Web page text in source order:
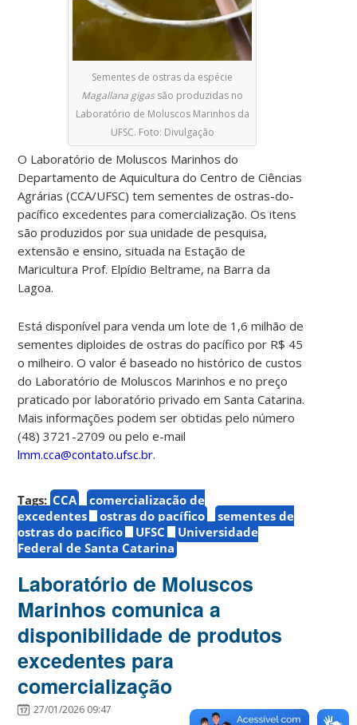
Sementes de ostras da espécie
Magallana gigas são produzidas no
Laboratório de Moluscos Marinhos da
UFSC. Foto: Divulgação
O Laboratório de Moluscos Marinhos do
Departamento de Aquicultura do Centro de Ciências
Agrárias(CCA/UFSC)tem sementes de ostras-do-
pacífico excedentes para comercialização. Os itens
são produzidos por sua unidade de pesquisa,
extensão e ensino, situada na Estação de
Maricultura Prof. Elpídio Beltrame, na Barra da
Lagoa.
Está disponível para venda um lote de 1,6 milhão de
sementes diploides de ostras do pacífico por R$ 45
o milheiro. O valor é baseado no histórico de custos
do Laboratório de Moluscos Marinhos e no preço
praticado por laboratório privado em Santa Catarina.
Mais informações podem ser obtidas pelo número
(48) 3721-2709 ou pelo e-mail
lmm.cca@contato.ufsc.br.
Tags: CCA
comercialização de
excedentes
ostras do pacífico
sementes de
ostras do pacífico
UFSC
Universidade
Federal de Santa Catarina
Laboratório de Moluscos
Marinhos comunica a
disponibilidade de produtos
excedentes para
comercialização
27/01/2026 09:47